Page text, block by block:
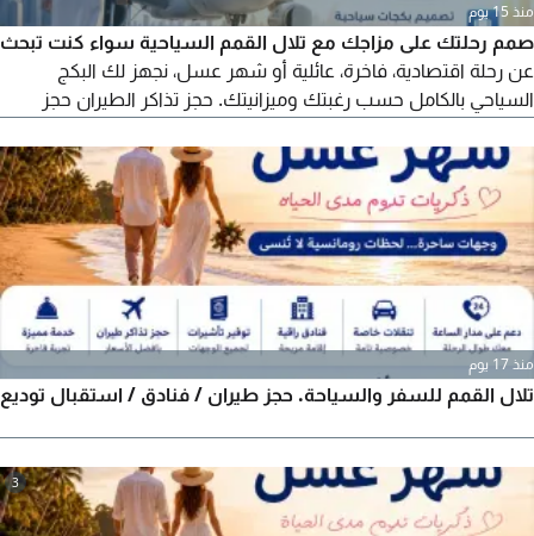
منذ 15 يوم
صمم رحلتك على مزاجك مع تلال القمم السياحية سواء كنت تبحث
عن رحلة اقتصادية، فاخرة، عائلية أو شهر عسل، نجهز لك البكج
السياحي بالكامل حسب رغبتك وميزانيتك. حجز تذاكر الطيران حجز
لجميع الوجهات روسيا المغرب مصر جورجيا أذربيجان أوروبا وجميع
دول العالم كل اللي عليك تحدد وجهتك وميزانيتك والباقي علينا.
للتواصل والحجز
منذ 17 يوم
تلال القمم للسفر والسياحة. حجز طيران / فنادق / استقبال توديع
3